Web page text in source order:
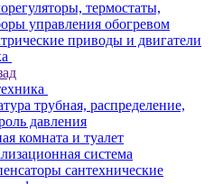
термостаты,
управления обогревом
приводы и двигатели
трубная, распределение,
давления
комната и туалет
система
сантехнические